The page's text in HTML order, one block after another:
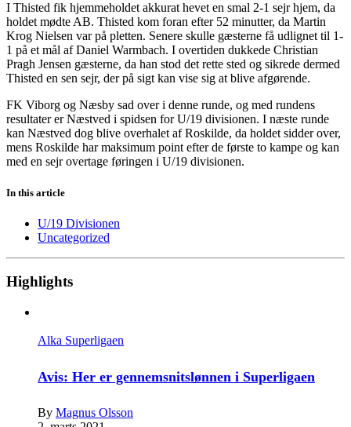
I Thisted fik hjemmeholdet akkurat hevet en smal 2-1 sejr hjem, da
holdet mødte AB. Thisted kom foran efter 52 minutter, da Martin
Krog Nielsen var på pletten. Senere skulle gæsterne få udlignet til 1-
1 på et mål af Daniel Warmbach. I overtiden dukkede Christian
Pragh Jensen gæsterne, da han stod det rette sted og sikrede dermed
Thisted en sen sejr, der på sigt kan vise sig at blive afgørende.
FK Viborg og Næsby sad over i denne runde, og med rundens
resultater er Næstved i spidsen for U/19 divisionen. I næste runde
kan Næstved dog blive overhalet af Roskilde, da holdet sidder over,
mens Roskilde har maksimum point efter de første to kampe og kan
med en sejr overtage føringen i U/19 divisionen.
In this article
U/19 Divisionen
Uncategorized
Highlights
Alka Superligaen
Avis: Her er gennemsnitslønnen i Superligaen
By Magnus Olsson